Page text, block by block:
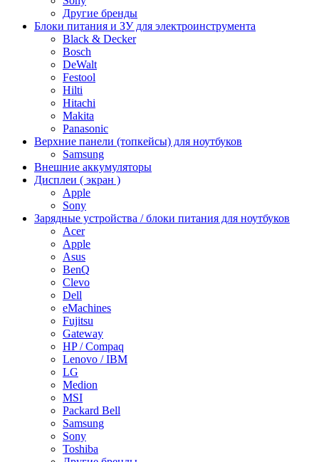
Другие бренды
Блоки питания и ЗУ для электроинструмента
Black & Decker
Bosch
DeWalt
Festool
Hilti
Hitachi
Makita
Panasonic
Верхние панели (топкейсы) для ноутбуков
Samsung
Внешние аккумуляторы
Дисплеи ( экран )
Apple
Sony
Зарядные устройства / блоки питания для ноутбуков
Acer
Apple
Asus
BenQ
Clevo
Dell
eMachines
Fujitsu
Gateway
HP / Compaq
Lenovo / IBM
LG
Medion
MSI
Packard Bell
Samsung
Sony
Toshiba